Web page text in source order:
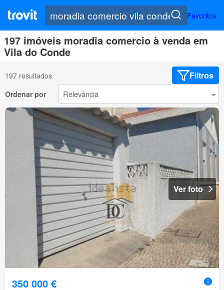
Favoritos
197 imóveis moradia comercio à venda em
Vila do Conde
197 resultados Filtros
Ordenar por
Ver foto
350 000 €